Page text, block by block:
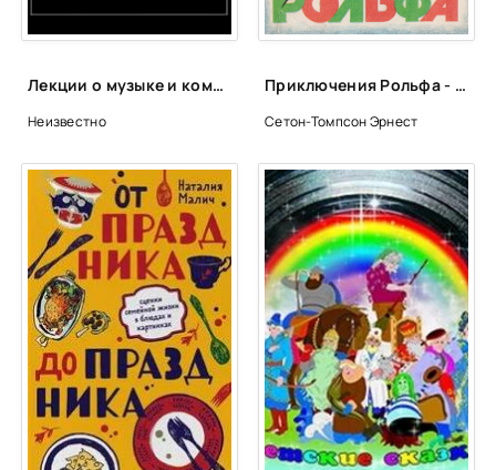
Лекции о музыке и композиторах
Неизвестно
Приключения Рольфа - Эрнест Сетон-Томпсон
Сетон-Томпсон Эрнест